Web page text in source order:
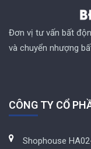
Đơn vị tư vấn bất
và chuyển nhượng
CÔNG TY CỔ
Shophouse